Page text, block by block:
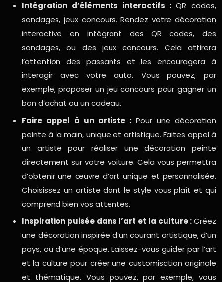
Intégration d’éléments interactifs : QR codes,
sondages, jeux concours. Rendez votre décoration
interactive en intégrant des QR codes, des
sondages, ou des jeux concours. Cela attirera
l’attention des passants et les encouragera à
interagir avec votre auto. Vous pouvez, par
exemple, proposer un jeu concours pour gagner un
bon d’achat ou un cadeau.
Faire appel à un artiste : Pour une décoration
peinte à la main, unique et artistique. Faites appel à
un artiste pour réaliser une décoration peinte
directement sur votre voiture. Cela vous permettra
d’obtenir une œuvre d’art unique et personnalisée.
Choisissez un artiste dont le style vous plaît et qui
comprend bien vos attentes.
Inspiration puisée dans l’art et la culture :Créez
une décoration inspirée d’un courant artistique, d’un
pays, ou d’une époque. Laissez-vous guider par l’art
et la culture pour créer une customisation originale
et thématique. Vous pouvez, par exemple, vous